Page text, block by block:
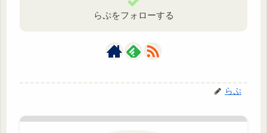
らぷをフォローする
らぷ